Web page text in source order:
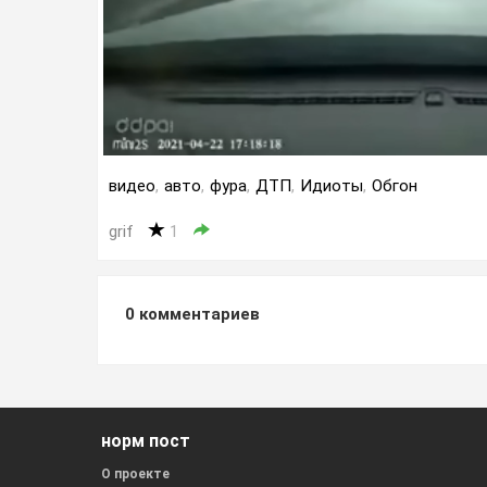
видео, авто, фура, ДТП, Идиоты, Обгон
grif 1
0 комментариев
норм пост
О проекте